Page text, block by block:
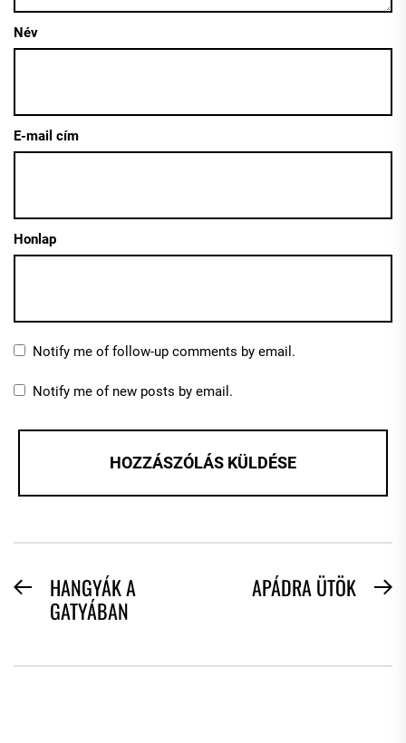
Név
E-mail cím
Honlap
Notify me of follow-up comments by email.
Notify me of new posts by email.
BEJEGYZÉS
NAVIGÁCIÓ
PreviousHANGYÁK A
GATYÁBAN
APÁDRA ÜTÖK